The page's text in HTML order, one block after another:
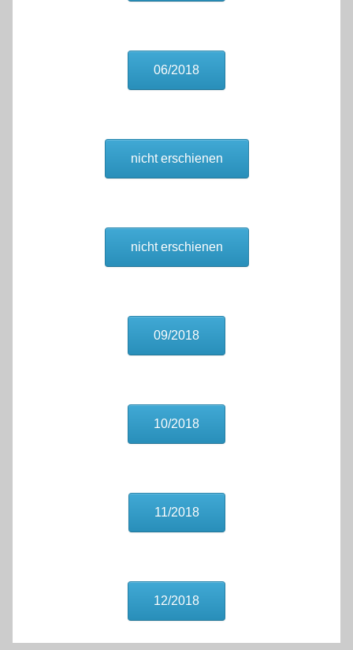
06/2018
nicht erschienen
nicht erschienen
09/2018
10/2018
11/2018
12/2018